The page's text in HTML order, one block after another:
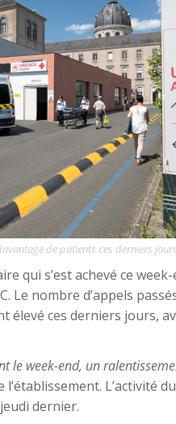
de patients ces derniers
qui s’est achevé ce
Le nombre d’appels
élevé ces derniers jours,
le week-end, un
L’activité
dernier.